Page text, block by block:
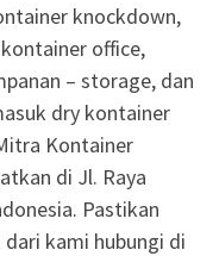
knockdown,
office,
– storage, dan
dry kontainer
Kontainer
di Jl. Raya
Pastikan
kami hubungi di